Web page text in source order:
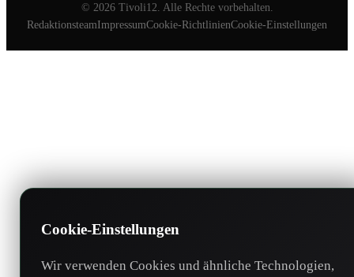
© 2026Tivoli12. Alle Rechte vorbehalten.
RedaktionsteamImpressumCookie-RichtlinienCookie-Einstellungen
Cookie-Einstellungen
Wir verwenden Cookies und ähnliche Technologien,